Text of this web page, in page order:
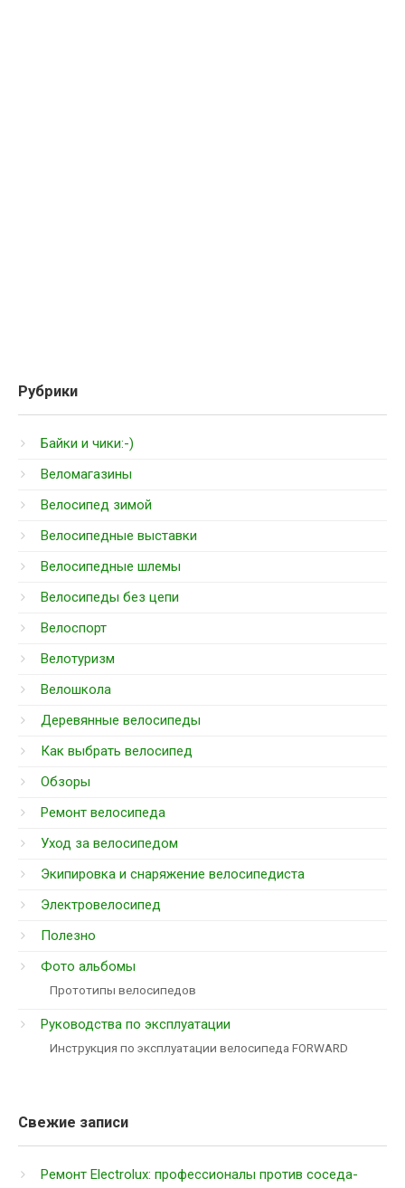
Рубрики
Байки и чики:-)
Веломагазины
Велосипед зимой
Велосипедные выставки
Велосипедные шлемы
Велосипеды без цепи
Велоспорт
Велотуризм
Велошкола
Деревянные велосипеды
Как выбрать велосипед
Обзоры
Ремонт велосипеда
Уход за велосипедом
Экипировка и снаряжение велосипедиста
Электровелосипед
Полезно
Фото альбомы
Прототипы велосипедов
Руководства по эксплуатации
Инструкция по эксплуатации велосипеда FORWARD
Свежие записи
Ремонт Electrolux: профессионалы против соседа-